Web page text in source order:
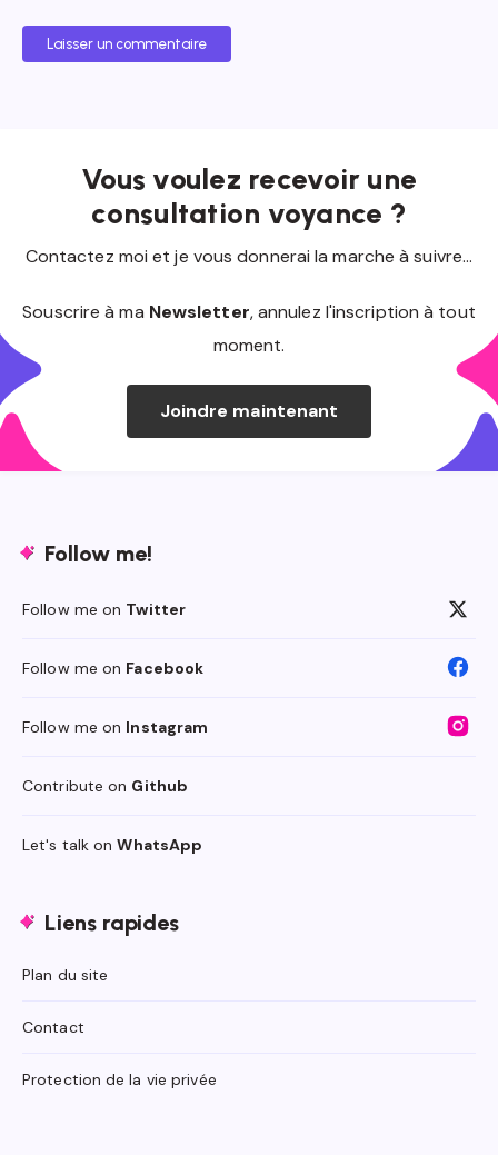
Laisser un commentaire
Vous voulez recevoir une
consultation voyance ?
Contactez moi et je vous donnerai la marche à suivre...
Souscrire à ma Newsletter, annulez l'inscription à tout
moment.
Joindre maintenant
Follow me!
Follow me on Twitter
Follow me on Facebook
Follow me on Instagram
Contribute on Github
Let's talk onWhatsApp
Liens rapides
Plan du site
Contact
Protection de la vie privée